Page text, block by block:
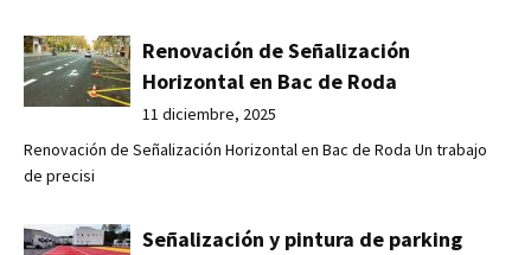
Renovación de Señalización
Horizontal en Bac de Roda
11 diciembre, 2025
Renovación de Señalización Horizontal en Bac de Roda Un trabajo
de precisi
Señalización y pintura de parking